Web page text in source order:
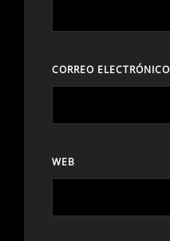
CORREO ELECTRÓNICO
WEB